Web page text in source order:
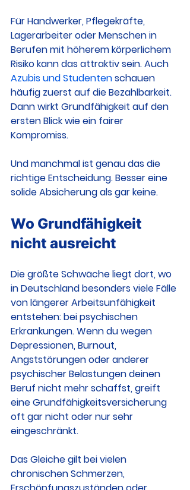
Für Handwerker, Pflegekräfte,
Lagerarbeiter oder Menschen in
Berufen mit höherem körperlichem
Risiko kann das attraktiv sein. Auch
Azubis und Studenten schauen
häufig zuerst auf die Bezahlbarkeit.
Dann wirkt Grundfähigkeit auf den
ersten Blick wie ein fairer
Kompromiss.
Und manchmal ist genau das die
richtige Entscheidung. Besser eine
solide Absicherung als gar keine.
Wo Grundfähigkeit
nicht ausreicht
Die größte Schwäche liegt dort, wo
in Deutschland besonders viele Fälle
von längerer Arbeitsunfähigkeit
entstehen: bei psychischen
Erkrankungen. Wenn du wegen
Depressionen, Burnout,
Angststörungen oder anderer
psychischer Belastungen deinen
Beruf nicht mehr schaffst, greift
eine Grundfähigkeitsversicherung
oft gar nicht oder nur sehr
eingeschränkt.
Das Gleiche gilt bei vielen
chronischen Schmerzen,